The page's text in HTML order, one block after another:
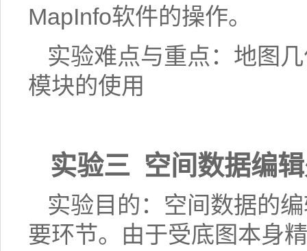
MapInfo软件的操作。
实验难点与重点：地图
模块的使用
实验三 空间数据编
实验目的：空间数据的
要环节。由于受底图本身